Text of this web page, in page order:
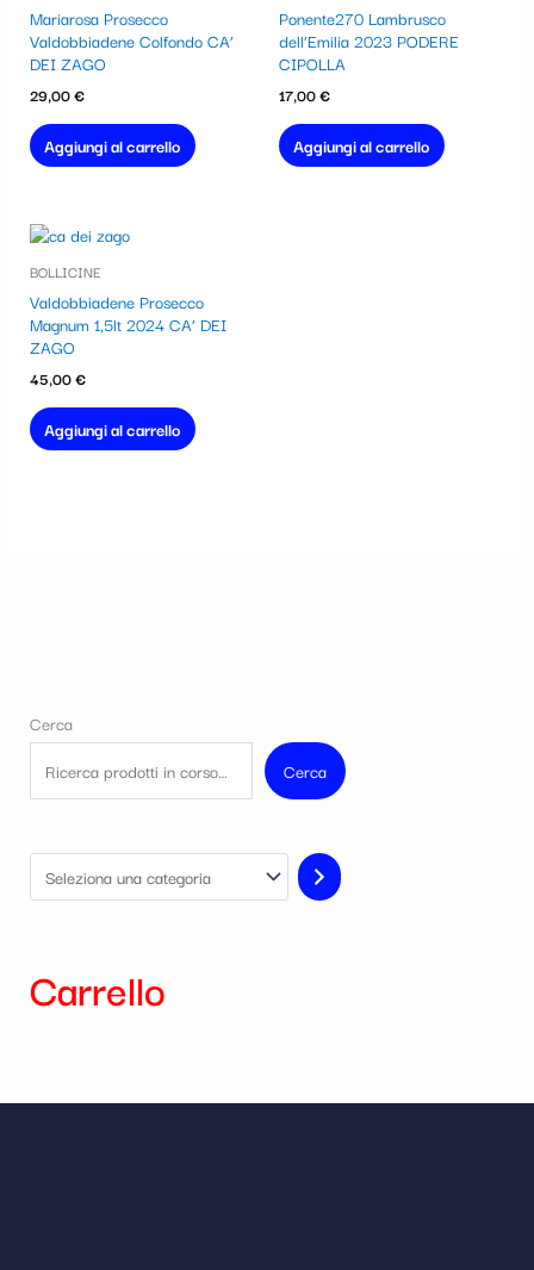
Mariarosa Prosecco
Valdobbiadene Colfondo CA’
DEI ZAGO
29,00€
Aggiungi al carrello
Ponente270 Lambrusco
dell’Emilia 2023 PODERE
CIPOLLA
17,00€
Aggiungi al carrello
BOLLICINE
Valdobbiadene Prosecco
Magnum 1,5lt 2024 CA’ DEI
ZAGO
45,00€
Aggiungi al carrello
Cerca
Cerca
Carrello